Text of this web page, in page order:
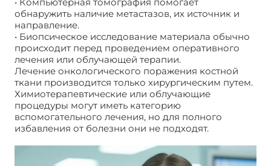
обнаружить наличие метастазов, их источник и
направление.
• Биопсическое исследование материала обычно
происходит перед проведением оперативного
лечения или облучающей терапии.
Лечение онкологического поражения костной
ткани производится только хирургическим путем.
Химиотерапевтические или облучающие
процедуры могут иметь категорию
вспомогательного лечения, но для полного
избавления от болезни они не подходят.